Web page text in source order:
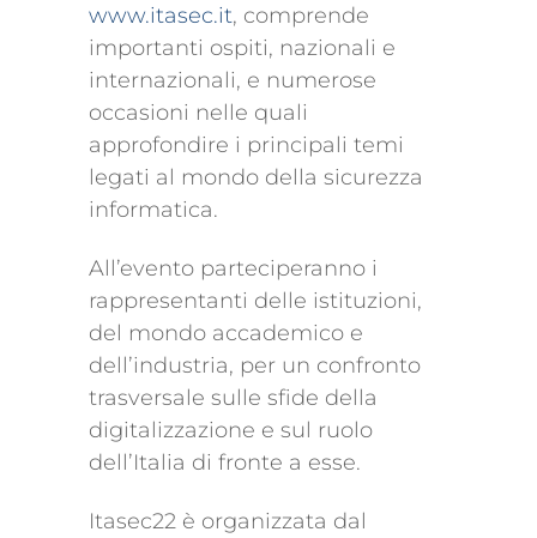
www.itasec.it, comprende
importanti ospiti, nazionali e
internazionali, e numerose
occasioni nelle quali
approfondire i principali temi
legati al mondo della sicurezza
informatica.
All’evento parteciperanno i
rappresentanti delle istituzioni,
del mondo accademico e
dell’industria, per un confronto
trasversale sulle sfide della
digitalizzazione e sul ruolo
dell’Italia di fronte a esse.
Itasec22 è organizzata dal